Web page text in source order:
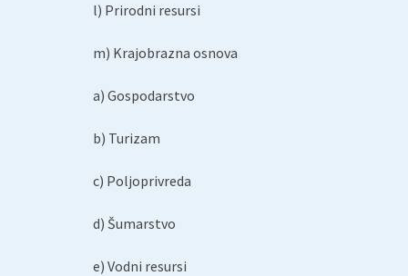
l) Prirodni resursi
m) Krajobrazna osnova
a) Gospodarstvo
b) Turizam
c) Poljoprivreda
d) Šumarstvo
e) Vodni resursi